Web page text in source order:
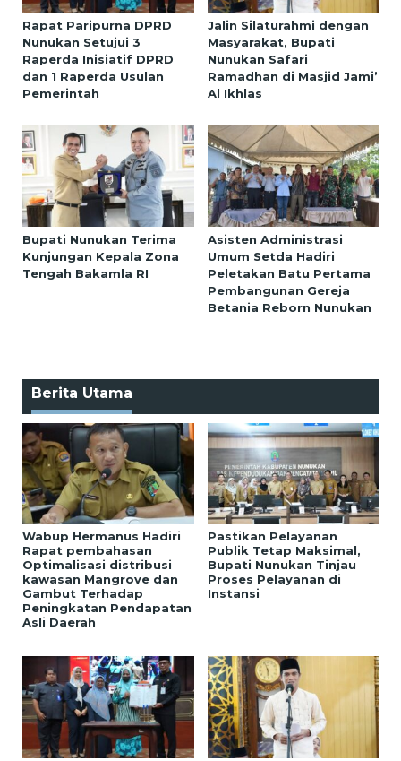
Rapat Paripurna DPRD
Nunukan Setujui 3
Raperda Inisiatif DPRD
dan 1 Raperda Usulan
Pemerintah
Jalin Silaturahmi dengan
Masyarakat, Bupati
Nunukan Safari
Ramadhan di Masjid Jami’
Al Ikhlas
Bupati Nunukan Terima
Kunjungan Kepala Zona
Tengah Bakamla RI
Asisten Administrasi
Umum Setda Hadiri
Peletakan Batu Pertama
Pembangunan Gereja
Betania Reborn Nunukan
Berita Utama
Wabup Hermanus Hadiri
Rapat pembahasan
Optimalisasi distribusi
kawasan Mangrove dan
Gambut Terhadap
Peningkatan Pendapatan
Asli Daerah
Pastikan Pelayanan
Publik Tetap Maksimal,
Bupati Nunukan Tinjau
Proses Pelayanan di
Instansi